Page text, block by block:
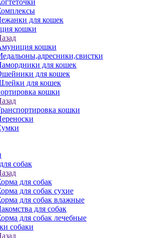
для кошек
кошки
кошки
для кошек
для кошек
для кошек
кошки
кошки
собак
для собак
для собак сухие
для собак влажные
для собак
для собак лечебные
собаки